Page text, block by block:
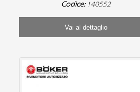
Codice: 140552
Vai al dettaglio